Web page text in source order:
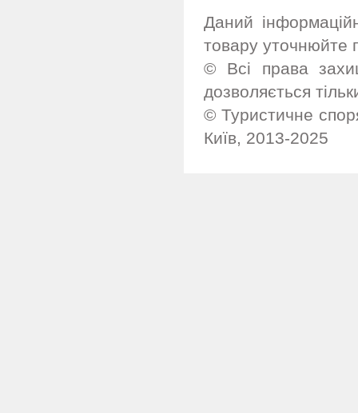
Даний
товару уточнюйте
© Всі права
дозволяється
© Туристичне
Київ, 2013-2025